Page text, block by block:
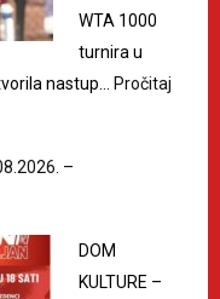
WTA 1000
turnira u
nastup…
Pročitaj
–
DOM
KULTURE –